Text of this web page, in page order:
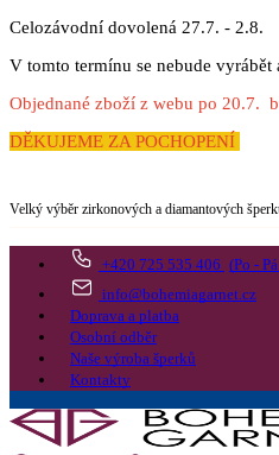
Celozávodní dovolená 27.7. - 2.8.
V tomto termínu se nebude vyrábět
Objednané zboží z webu po 20.7.
DĚKUJEME ZA POCHOPENÍ
Velký výběr zirkonových a diamantových
+420 725 535 406 (Po -
info@bohemiagarnet.cz
Doprava a platba
Osobní odběr
Naše výroba šperků
Kontakty